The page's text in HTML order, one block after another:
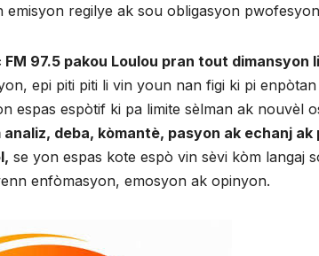
regilye ak sou obligasyon
FM 97.5 pakou Loulou pran tout dimansyon
epi piti piti li vin youn nan figi ki pi
espas espòtif ki pa limite sèlman ak nouvèl
deba, kòmantè, pasyon ak echanj ak
se yon espas kote espò vin sèvi kòm langaj
enfòmasyon, emosyon ak opinyon.